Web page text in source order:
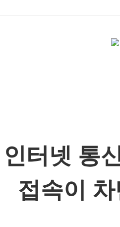
터넷 통
접속이